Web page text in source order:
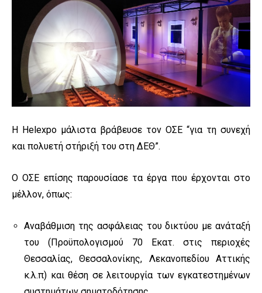
Η Helexpo μάλιστα βράβευσε τον ΟΣΕ “για τη συνεχή
και πολυετή στήριξή του στη ΔΕΘ”.
O ΟΣΕ επίσης παρουσίασε τα έργα που έρχονται στο
μέλλον, όπως:
Αναβάθμιση της ασφάλειας του δικτύου με ανάταξή
του (Προϋπολογισμού 70 Εκατ. στις περιοχές
Θεσσαλίας, Θεσσαλονίκης, Λεκανοπεδίου Αττικής
κ.λ.π) και θέση σε λειτουργία των εγκατεστημένων